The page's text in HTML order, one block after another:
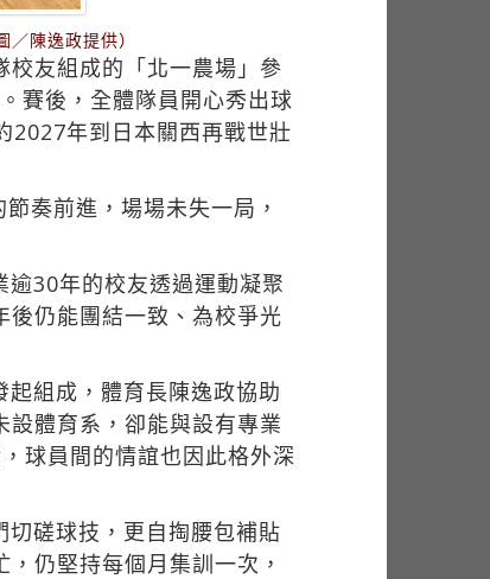
陳逸政提供）
校友組成的「北一農場」參
賽後，全體隊員開心秀出球
2027年到日本關西再戰世壯
奏前進，場場未失一局，
30年的校友透過運動凝聚
仍能團結一致、為校爭光
組成，體育長陳逸政協助
體育系，卻能與設有專業
球員間的情誼也因此格外深
磋球技，更自掏腰包補貼
仍堅持每個月集訓一次，